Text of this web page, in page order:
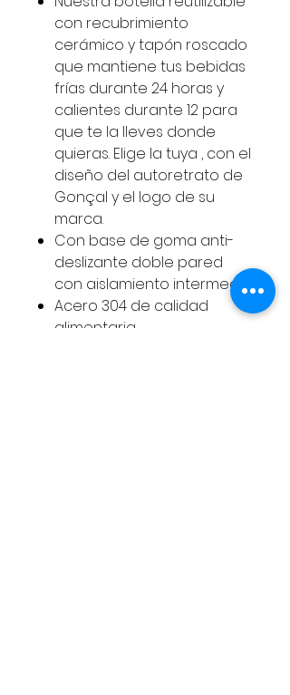
con recubrimiento
cerámico y tapón roscado
que mantiene tus bebidas
frías durante 24 horas y
calientes durante 12 para
que te la lleves donde
quieras. Elige la tuya , con el
diseño del autoretrato de
Gonçal y el logo de su
marca.
Con base de goma anti-
deslizante doble pared
con aislamiento intermedio.
Acero 304 de calidad
alimentaria